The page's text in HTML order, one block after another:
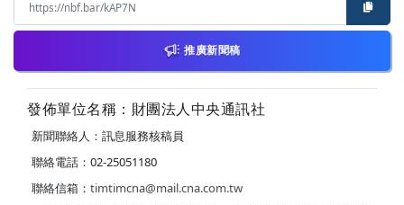
推廣新聞稿
發佈單位名稱：財團法人中央通訊社
新聞聯絡人：訊息服務核稿員
聯絡電話：02-25051180
聯絡信箱： timtimcna@mail.cna.com.tw